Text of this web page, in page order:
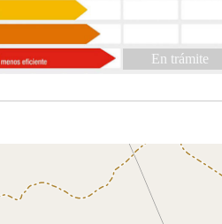
En trámite